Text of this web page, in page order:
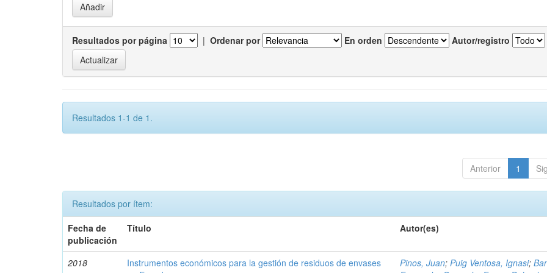
Resultados por página | Ordenar por En orden Autor/registro
Resultados 1-1 de 1.
Anterior 1
Resultados por ítem:
Fecha de
publicación
Título Autor(es)
2018
Instrumentos económicos para la gestión de residuos de envases
Pinos, Juan;Puig Ventosa, Ignasi;